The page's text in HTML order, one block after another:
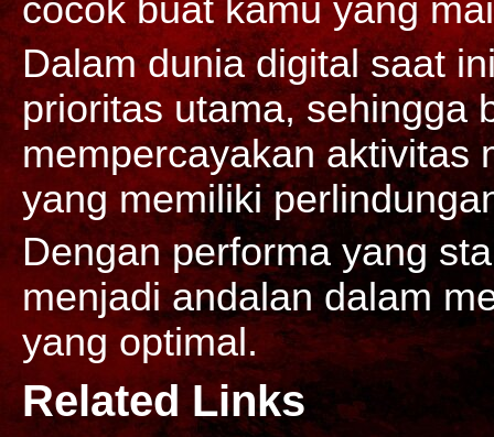
cocok buat kamu yang
Dalam dunia digital saat
prioritas utama, sehingga
mempercayakan aktivitas
yang memiliki
Dengan performa yang
menjadi andalan dalam
yang optimal.
Related Links